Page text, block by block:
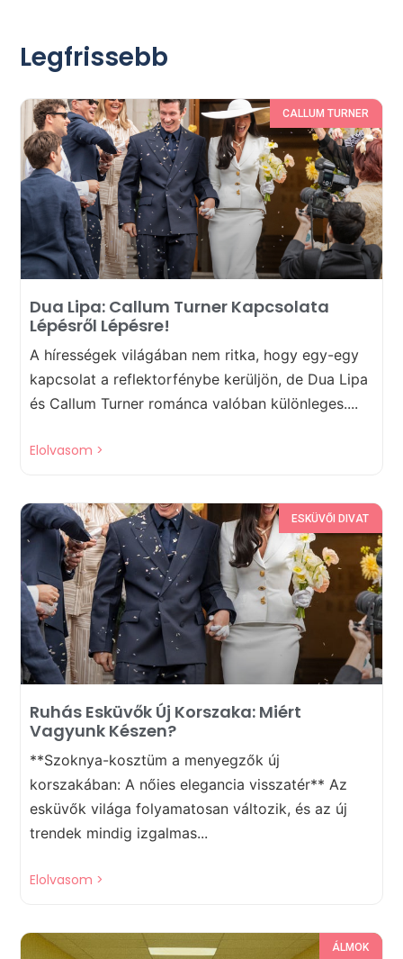
Legfrissebb
CALLUM TURNER
Dua Lipa: Callum Turner Kapcsolata
Lépésről Lépésre!
A hírességek világában nem ritka, hogy egy-egy
kapcsolat a reflektorfénybe kerüljön, de Dua Lipa
és Callum Turner románca valóban különleges....
Elolvasom >
ESKÜVŐI DIVAT
Ruhás Esküvők Új Korszaka: Miért
Vagyunk Készen?
**Szoknya-kosztüm a menyegzők új
korszakában: A nőies elegancia visszatér** Az
esküvők világa folyamatosan változik, és az új
trendek mindig izgalmas...
Elolvasom >
ÁLMOK